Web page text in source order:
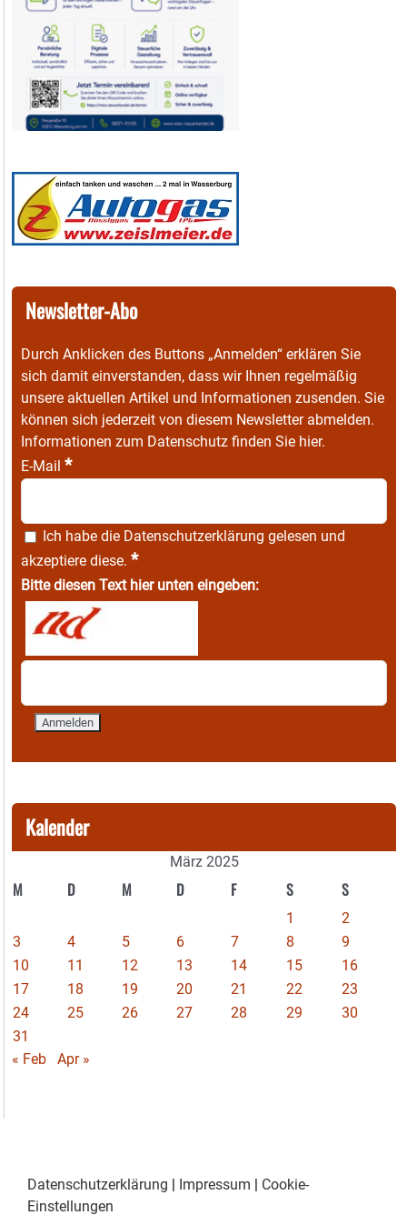
Newsletter-Abo
Durch Anklicken des Buttons „Anmelden“ erklären Sie
sich damit einverstanden, dass wir Ihnen regelmäßig
unsere aktuellen Artikel und Informationen zusenden. Sie
können sich jederzeit von diesem Newsletter abmelden.
Informationen zum Datenschutz finden Sie hier.
E-Mail *
Ich habe die Datenschutzerklärung gelesen und
akzeptiere diese. *
Bitte diesen Text hier unten eingeben:
Kalender
März 2025
M D M D F S S
1
2
3
4 5 6 7 8
9
10
11 12 13 14 15
16
17
18 19 20 21 22
23
24
25 26 27 28 29
30
31
« Feb
Apr »
Datenschutzerklärung | Impressum | Cookie-
Einstellungen